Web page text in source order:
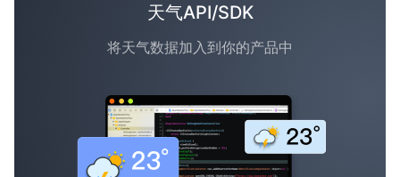
天气API/SDK
将天气数据加入到你的产品中